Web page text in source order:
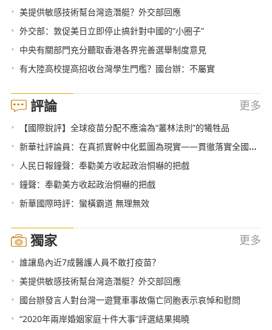
• 美提供敏感技術幫台灣造潛艇？外交部回應
• 外交部：敦促美日立即停止搞針對中國的“小圈子”
• 中央有關部門充分聽取香港各界完善選舉制度意見
• 有大陸高校提高招收台灣學生門檻？國台辦：不屬實
評論 更多
• 【國際銳評】全球疫苗分配不應淪為“叢林法則”的犧牲品
• 新華社評論員：在真抓實幹中化藍圖為現實——貫徹落實全國兩會精神
• 人民日報鐘聲：奉勸美方收起政治恫嚇的把戲
• 鐘聲：奉勸美方收起政治恫嚇的把戲
• 新華國際時評：蠻橫霸道 無理無效
獨家 更多
• 誰讓島內近7成醫護人員不敢打疫苗？
• 美提供敏感技術幫台灣造潛艇？外交部回應
• 國台辦發言人對台灣一遊覽車事故傷亡同胞表示哀悼和慰問
• “2020年兩岸婚姻家庭十件大事”評選結果揭曉